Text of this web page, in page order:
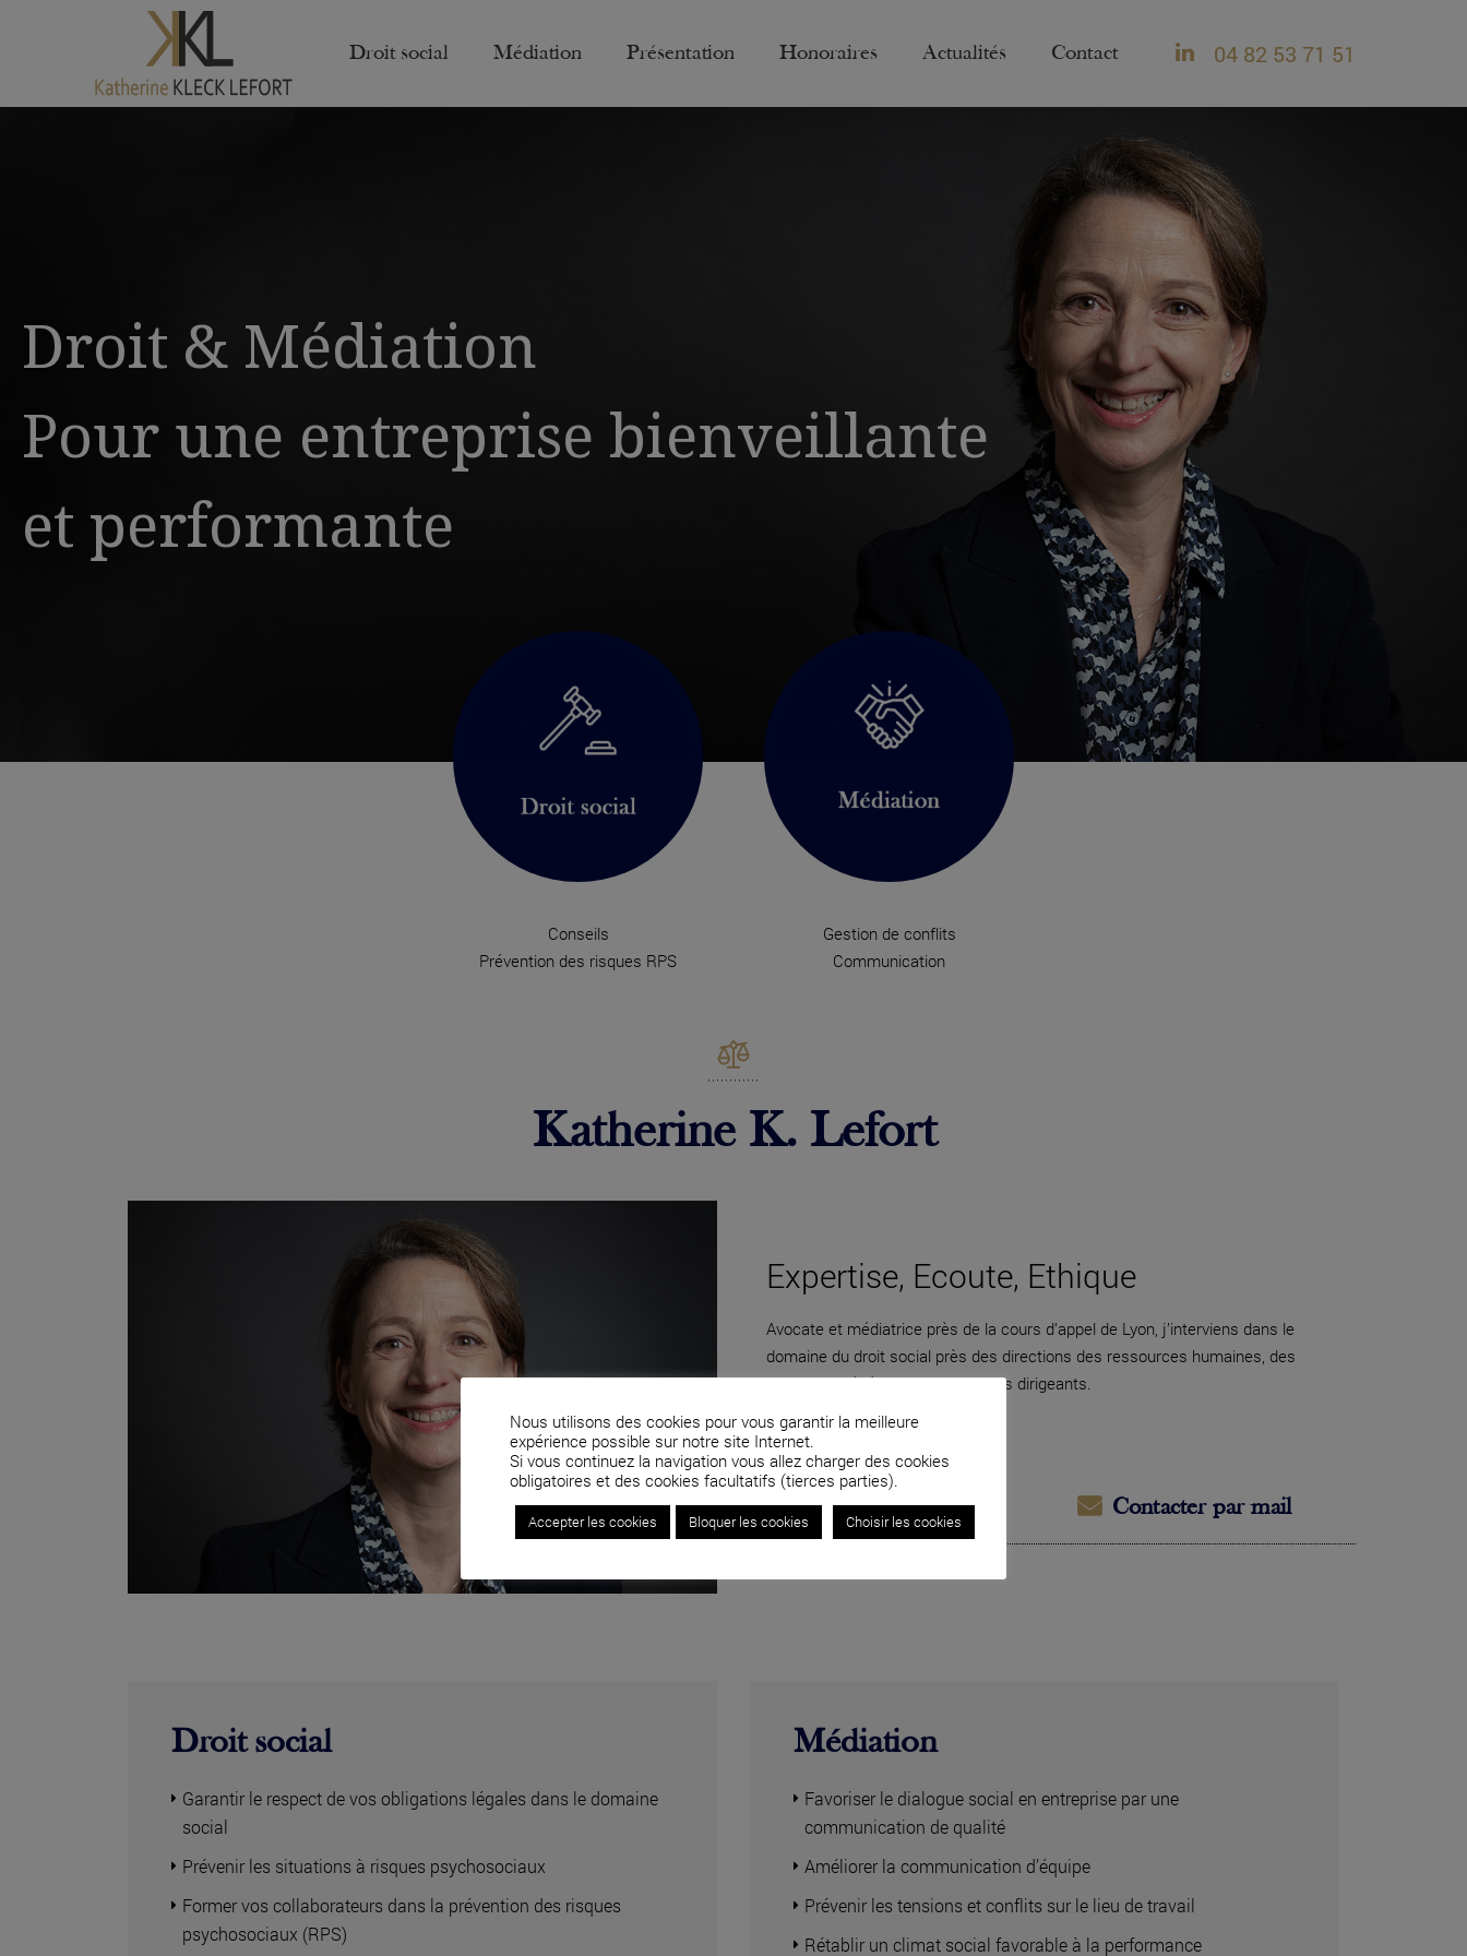
Droit social Médiation Présentation Honoraires Actualités Contact 04 82 53 71 51
Droit & Médiation
Pour une entreprise bienveillante
et performante
Conseils
Prévention des risques RPS
Gestion de conflits
Communication
Katherine K. Lefort
Expertise, Ecoute, Ethique
Avocate et médiatrice près de la cours d’appel de Lyon, j’interviens dans le
domaine du droit social près des directions des ressources humaines, des
directions générales et des cadres dirigeants.
04 82 53 71 51 Contacter par mail
Droit social
Garantir le respect de vos obligations légales dans le domaine
social
Prévenir les situations à risques psychosociaux
Former vos collaborateurs dans la prévention des risques
psychosociaux (RPS)
Médiation
Favoriser le dialogue social en entreprise par une
communication de qualité
Améliorer la communication d’équipe
Prévenir les tensions et conflits sur le lieu de travail
Rétablir un climat social favorable à la performance
Nous utilisons des cookies pour vous garantir la meilleure
expérience possible sur notre site Internet.
Si vous continuez la navigation vous allez charger des cookies
obligatoires et des cookies facultatifs (tierces parties).
Accepter les cookies Bloquer les cookies Choisir les cookies